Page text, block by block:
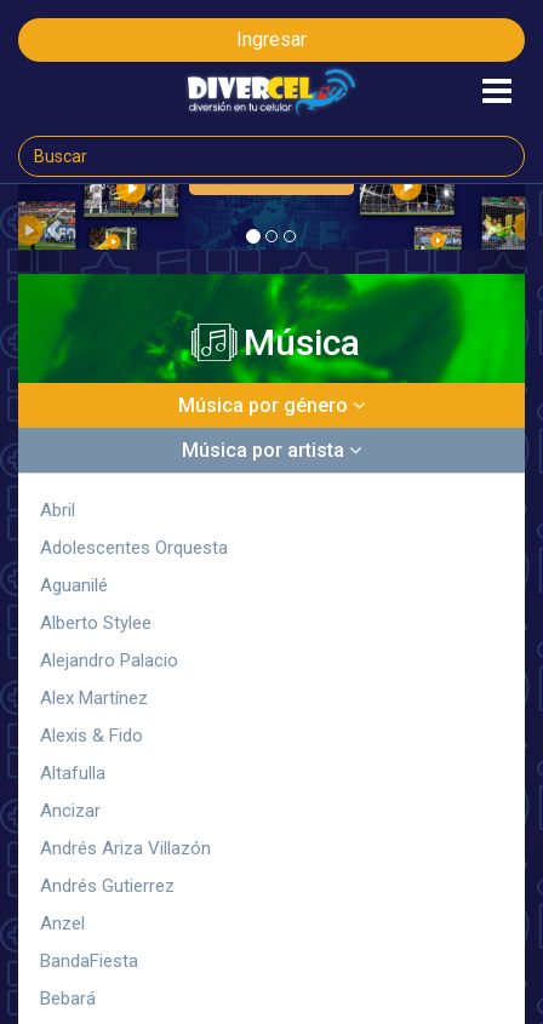
Ingresar
VER AHORA
Previous
Next
Música
Música por género
Música por artista
Abril
Adolescentes Orquesta
Aguanilé
Alberto Stylee
Alejandro Palacio
Alex Martínez
Alexis & Fido
Altafulla
Ancizar
Andrés Ariza Villazón
Andrés Gutierrez
Anzel
BandaFiesta
Bebará